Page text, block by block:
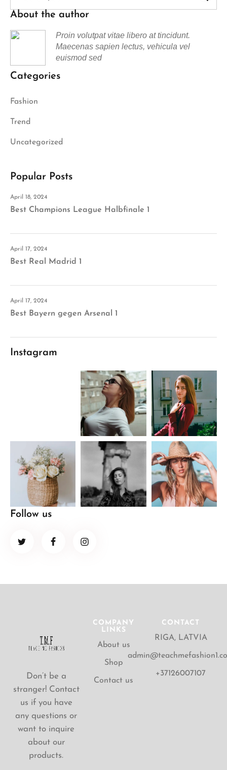
About the author
Proin volutpat vitae libero at tincidunt.
Maecenas sapien lectus, vehicula vel
euismod sed
Categories
Fashion
Trend
Uncategorized
Popular Posts
April 18, 2024
Best Champions League Halbfinale 1
April 17, 2024
Best Real Madrid 1
April 17, 2024
Best Bayern gegen Arsenal 1
Instagram
Follow us
Don’t be a
stranger! Contact
us if you have
any questions or
want to inquire
about our
products.
COMPANY
LINKS
About us
Shop
Contact us
CONTACT
RIGA, LATVIA
+37126007107